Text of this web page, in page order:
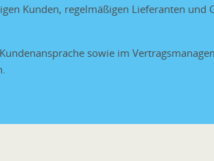
Kunden, regelmäßigen Lieferanten und
sowie im